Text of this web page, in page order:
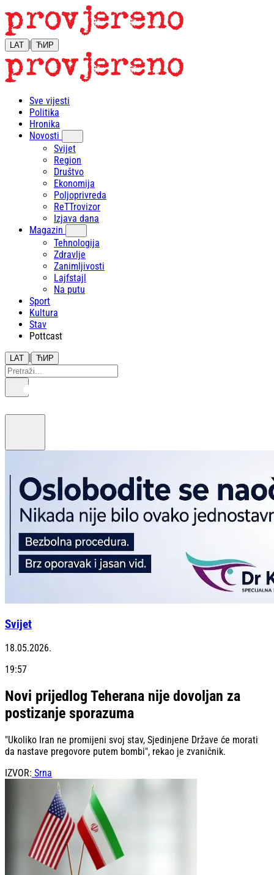
LAT | ЋИР
Sve vijesti
Politika
Hronika
Novosti
Svijet
Region
Društvo
Ekonomija
Poljoprivreda
ReTTrovizor
Izjava dana
Magazin
Tehnologija
Zdravlje
Zanimljivosti
Lajfstajl
Na putu
Sport
Kultura
Stav
Pottcast
LAT | ЋИР
Svijet
18.05.2026.
19:57
Novi prijedlog Teherana nije dovoljan za
postizanje sporazuma
"Ukoliko Iran ne promijeni svoj stav, Sjedinjene Države će morati
da nastave pregovore putem bombi", rekao je zvaničnik.
IZVOR: Srna